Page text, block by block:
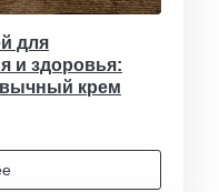
для
и здоровья:
крем